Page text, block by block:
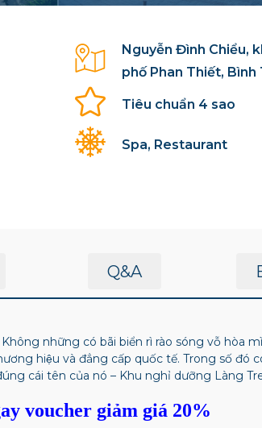
Nguyễn Đình Chiểu,
phố Phan Thiết, Bình
Tiêu chuẩn 4 sao
Spa, Restaurant
Q&A
những có bãi biển rì rào sóng vỗ hòa
hiệu và đẳng cấp quốc tế. Trong số đó
cái tên của nó – Khu nghỉ dưỡng Làng
voucher giảm giá 20%